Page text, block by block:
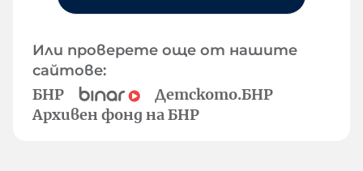
Или проверете още от нашите
сайтове:
БНР
Детското.БНР
Архивен фонд на БНР